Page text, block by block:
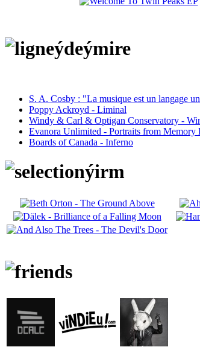
S. A. Cosby : "La musique est un langage
Poppy Ackroyd - Liminal
Windy & Carl & Optigan Conservatory -
Evanora Unlimited - Portraits from Memory
Boards of Canada - Inferno